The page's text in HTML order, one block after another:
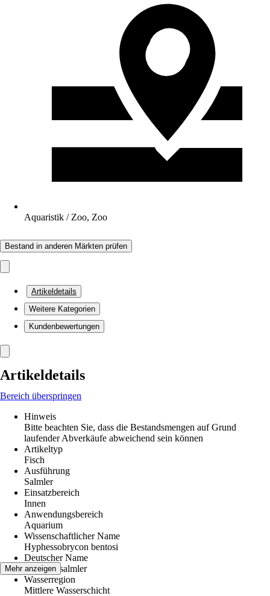
Aquaristik / Zoo, Zoo
Bestand in anderen Märkten prüfen
Artikeldetails
Weitere Kategorien
Kundenbewertungen
Artikeldetails
Bereich überspringen
Hinweis
Bitte beachten Sie, dass die Bestandsmengen auf Grund
laufender Abverkäufe abweichend sein können
Artikeltyp
Fisch
Ausführung
Salmler
Einsatzbereich
Innen
Anwendungsbereich
Aquarium
Wissenschaftlicher Name
Hyphessobrycon bentosi
Deutscher Name
Schmucksalmler
Wasserregion
Mittlere Wasserschicht
Mehr anzeigen